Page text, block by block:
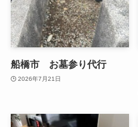
船橋市 お墓参り代行
2026年7月21日